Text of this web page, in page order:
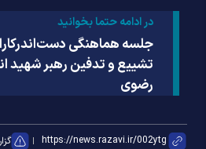
در ادامه حتما بخوانید
جلسه هماهنگی
تشییع و تدفین رهبر شهید
رضوی